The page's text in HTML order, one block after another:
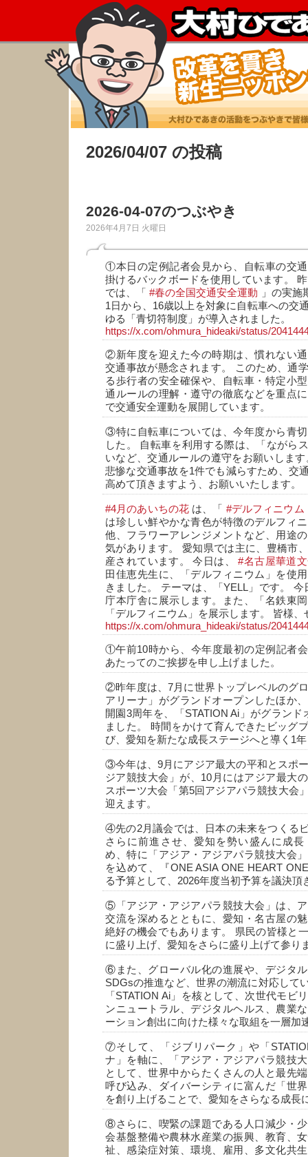
2026/04/07 の投稿
2026-04-07のつぶやき
2026年4月7日 火曜日
①本日の定例記者会見から、自転車の交
掛けるバックボードを使用しています。
では、「#春の全国交通安全運動 」の実施
1日から、16歳以上を対象に自転車への交
ゆる「青切符制度」が導入されました。
https://x.com/ohmura_hideaki/status/
②新年度を迎えた今の時期は、慣れない
交通事故が懸念されます。 このため、通
る歩行者の安全確保や、自転車・特定小
通ルールの理解・遵守の徹底などを重点
で交通安全運動を展開しています。
③特に自転車については、今年度から青
した。 自転車を利用する際は、「ながら
いなど、交通ルールの遵守をお願いしま
悲惨な交通事故を1件でも減らすため、交
高めて頂きますよう、お願いいたします。
#4月のあいちの花 は、「 #デルフィニウム
は珍しい鮮やかな青色が特徴のデルフィ
他、フラワーアレンジメントなど、用途
気があります。 愛知県では主に、豊橋市
産されています。 今日は、#名古屋華道
田佳恵先生に、「デルフィニウム」を使
きました。 テーマは、「YELL」です。
庁本庁舎に展示します。また、「名鉄東
「デルフィニウム」を展示します。 皆様
https://x.com/ohmura_hideaki/status/
①午前10時から、今年度最初の定例記者
あたってのご挨拶を申し上げました。
②昨年度は、7月に世界トップレベルのグ
アリーナ」がグランドオープンしたほか
開園3周年を、「STATION Ai」がグラン
ました。 時間をかけて育んできたビッグ
び、愛知を新たな成長ステージへと導く1
③今年は、9月にアジア最大の平和とスポ
ジア競技大会」が、10月にはアジア最大
スポーツ大会「第5回アジアパラ競技大会
迎えます。
④先の2月議会では、日本の未来をつくる
さらに前進させ、愛知を勢い盛んに成
め、特に「アジア・アジアパラ競技大会
を込めて、『ONE ASIA ONE HEART
る予算として、2026年度当初予算を議決頂
⑤「アジア・アジアパラ競技大会」は、
交流を深めるとともに、愛知・名古屋の
絶好の機会でもあります。 県民の皆様と
に盛り上げ、愛知をさらに盛り上げて参り
⑥また、グローバル化の進展や、デジタ
SDGsの推進など、世界の潮流に対応して
「STATION Ai」を核として、次世代モビ
ンニュートラル、デジタルヘルス、農業
ーション創出に向けた様々な取組を一層加
⑦そして、「ジブリパーク」や「
ナ」を軸に、「アジア・アジアパラ競技
として、世界中からたくさんの人と最先
呼び込み、ダイバーシティに富んだ「世
を創り上げることで、愛知をさらなる成長
⑧さらに、喫緊の課題である人口減少・
会基盤整備や農林水産業の振興、教育、
祉、感染症対策、環境、雇用、多文化共